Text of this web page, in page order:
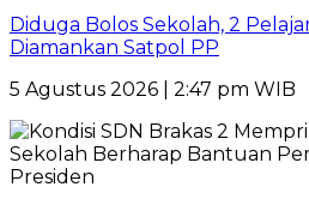
Diduga Bolos Sekolah, 2
Diamankan Satpol PP
5 Agustus 2026 | 2:47 pm WIB